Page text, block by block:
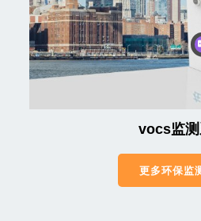
vocs监
更多环保监